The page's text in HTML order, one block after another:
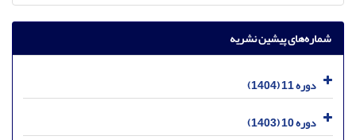
شماره‌های پیشین نشریه
دوره 11 (1404)
دوره 10 (1403)